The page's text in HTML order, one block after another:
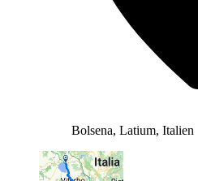
Bolsena, Latium, Italien